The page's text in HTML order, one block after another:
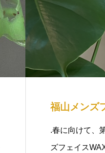
福山メンズ
.春に向けて、
ズフェイス